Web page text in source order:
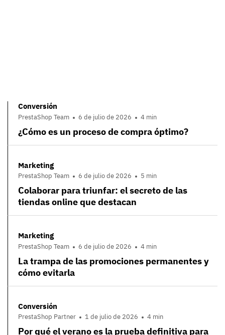
Conversión
PrestaShop Team 6 de julio de 2026 4 min
¿Cómo es un proceso de compra óptimo?
Marketing
PrestaShop Team 6 de julio de 2026 5 min
Colaborar para triunfar: el secreto de las
tiendas online que destacan
Marketing
PrestaShop Team 6 de julio de 2026 4 min
La trampa de las promociones permanentes y
cómo evitarla
Conversión
PrestaShop Partner 1 de julio de 2026 4 min
Por qué el verano es la prueba definitiva para